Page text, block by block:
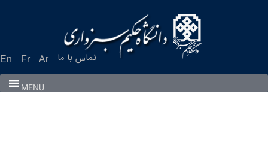
En Fr Ar تماس با ما
MENU